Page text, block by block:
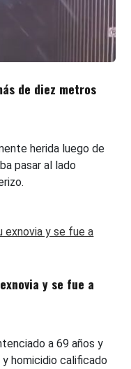
de diez metros
herida luego de
pasar al lado
y se fue a
a 69 años y
homicidio calificado